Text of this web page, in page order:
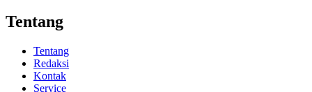
Tentang
Tentang
Redaksi
Kontak
Service